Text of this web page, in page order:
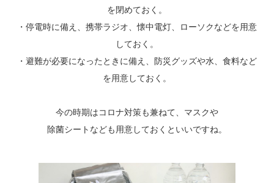
を閉めておく。
・停電時に備え、携帯ラジオ、懐中電灯、ローソクなどを用意
しておく。
・避難が必要になったときに備え、防災グッズや水、食料など
を用意しておく。
今の時期はコロナ対策も兼ねて、マスクや
除菌シートなども用意しておくといいですね。